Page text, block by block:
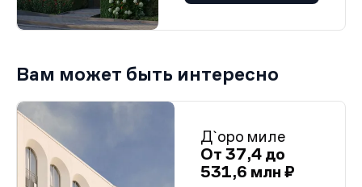
Вам может быть интересно
Д`оро миле
От 37,4 до
531,6 млн ₽